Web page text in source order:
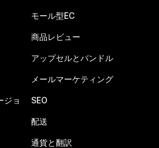
ジョ
モール型EC
商品レビュー
アップセルとバンドル
メールマーケティング
SEO
配送
通貨と翻訳